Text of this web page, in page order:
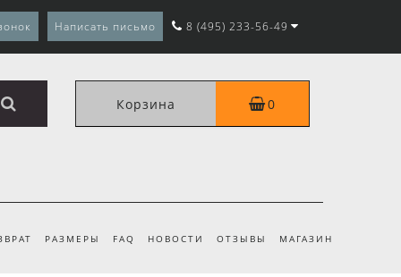
Написать письмо 8 (495) 233-56-49
Корзина 0
РАЗМЕРЫ FAQ НОВОСТИ ОТЗЫВЫ МАГАЗИН